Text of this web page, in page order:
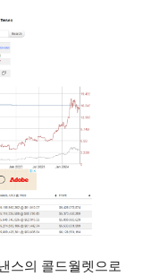
스의 콜드월렛으로